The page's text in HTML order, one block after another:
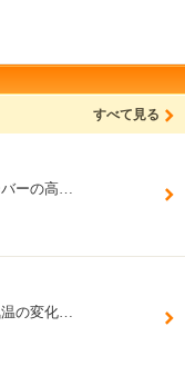
すべて見る
ーの高…
の変化…